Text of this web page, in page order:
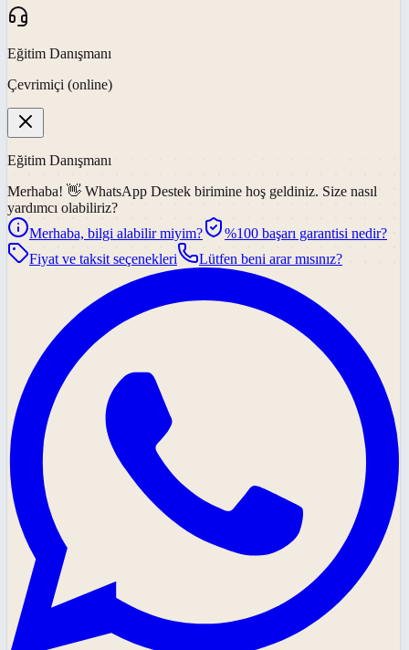
Eğitim Danışmanı
Çevrimiçi (online)
Eğitim Danışmanı
Merhaba! 👋 WhatsApp Destek birimine hoş geldiniz. Size nasıl
yardımcı olabiliriz?
Merhaba, bilgi alabilir miyim?
%100 başarı garantisi nedir?
Fiyat ve taksit seçenekleri
Lütfen beni arar mısınız?